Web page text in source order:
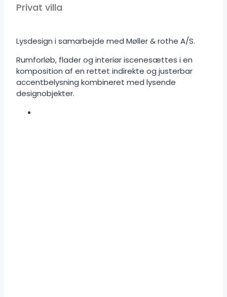
Privat villa
Lysdesign i samarbejde med Møller & rothe A/S.
Rumforløb, flader og interiør iscenesættes i en
komposition af en rettet indirekte og justerbar
accentbelysning kombineret med lysende
designobjekter.